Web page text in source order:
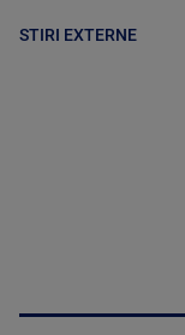
STIRI EXTERNE